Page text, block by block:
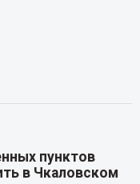
пунктов
в Чкаловском